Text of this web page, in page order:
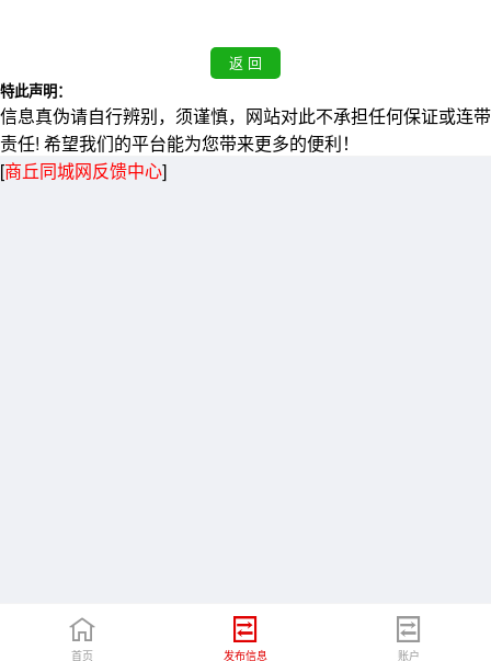
特此声明：
信息真伪请自行辨别，须谨慎，网站对此不承担任何保证或连带
责任! 希望我们的平台能为您带来更多的便利！
[商丘同城网反馈中心]
首页 发布信息 账户